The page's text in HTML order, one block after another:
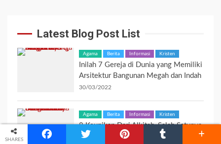
Latest Blog Post List
Agama Berita Informasi Kristen
Inilah 7 Gereja di Dunia yang Memiliki
Arsitektur Bangunan Megah dan Indah
30/03/2022
Agama Berita Informasi Kristen
8 Keunikan Dari Alkitab, Salah Satunya
Memberikan Pengaruh Besar Dunia
SHARES